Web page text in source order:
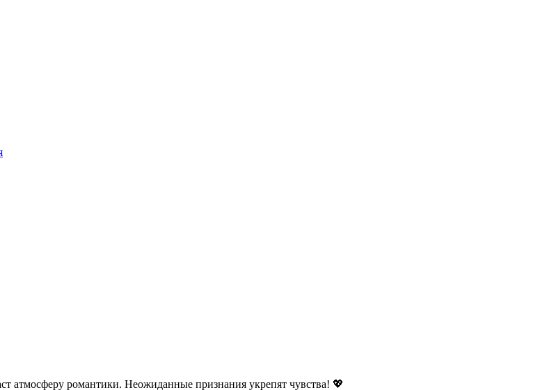
атмосферу романтики. Неожиданные признания укрепят чувства! 💖